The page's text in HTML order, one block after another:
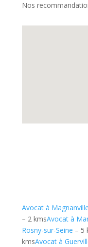
Nos
Avocat à Magnanville
– 2 kmsAvocat à
Rosny-sur-Seine – 5
kmsAvocat à